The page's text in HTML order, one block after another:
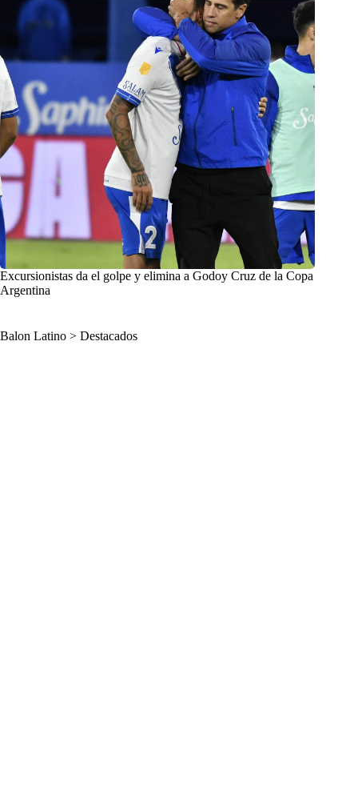
Excursionistas da el golpe y elimina a Godoy Cruz de la Copa
Argentina
Balon Latino > Destacados